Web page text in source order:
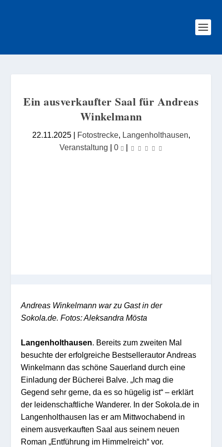
Ein ausverkaufter Saal für Andreas
Winkelmann
22.11.2025| Fotostrecke, Langenholthausen,
Veranstaltung | 0 |
Andreas Winkelmann war zu Gast in der
Sokola.de. Fotos: Aleksandra Mösta
Langenholthausen. Bereits zum zweiten Mal
besuchte der erfolgreiche Bestsellerautor Andreas
Winkelmann das schöne Sauerland durch eine
Einladung der Bücherei Balve. „Ich mag die
Gegend sehr gerne, da es so hügelig ist“ – erklärt
der leidenschaftliche Wanderer. In der Sokola.de in
Langenholthausen las er am Mittwochabend in
einem ausverkauften Saal aus seinem neuen
Roman „Entführung im Himmelreich“ vor.